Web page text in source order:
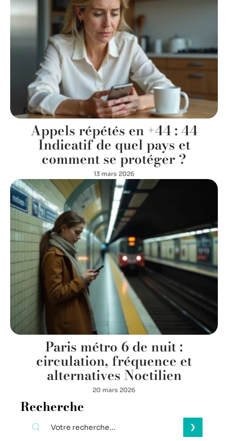
Appels répétés en +44 : 44
Indicatif de quel pays et
comment se protéger ?
13 mars 2026
Paris métro 6 de nuit :
circulation, fréquence et
alternatives Noctilien
20 mars 2026
Recherche